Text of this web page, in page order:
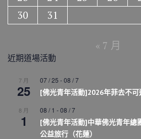
30
31
« 7 月
近期道場活動
7 月
25
07 / 25 -08 / 7
[佛光青年活動]2026年菲去不可
8 月
1
08 / 1 -08 / 7
[佛光青年活動]中華佛光青年總
公益旅行（花蓮）